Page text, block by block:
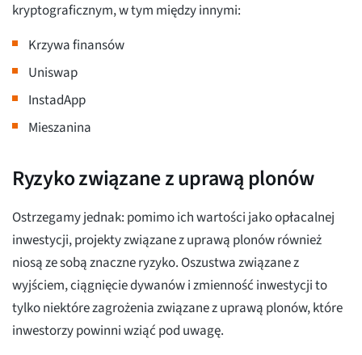
kryptograficznym, w tym między innymi:
Krzywa finansów
Uniswap
InstadApp
Mieszanina
Ryzyko związane z uprawą plonów
Ostrzegamy jednak: pomimo ich wartości jako opłacalnej
inwestycji, projekty związane z uprawą plonów również
niosą ze sobą znaczne ryzyko. Oszustwa związane z
wyjściem, ciągnięcie dywanów i zmienność inwestycji to
tylko niektóre zagrożenia związane z uprawą plonów, które
inwestorzy powinni wziąć pod uwagę.